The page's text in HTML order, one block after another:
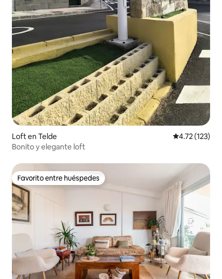
Loft en Telde Calificación
4.72 (123)
Bonito y elegante loft
Favorito entre huéspedes
Favorito entre huéspedes